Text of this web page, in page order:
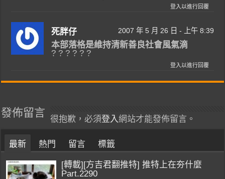
登入以進行回覆
死胖仔 2007 年 5 月 26 日 - 上午 8:39
本部落格是維持清新善良社會風氣滴
? ? ? ? ? ?
登入以進行回覆
發佈留言
很抱歉，必須登入 網站才能發佈留言。
最新 熱門 留言 標籤
[轉載][方吉君翻推特] 推特上在夯什麼
Part.2290